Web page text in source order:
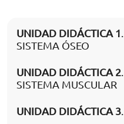
UNIDAD DIDÁCTICA 1
SISTEMA ÓSEO
UNIDAD DIDÁCTICA 2
SISTEMA MUSCULAR
UNIDAD DIDÁCTICA 3